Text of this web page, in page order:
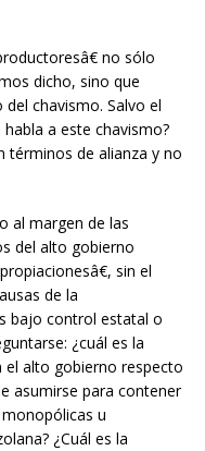
no sólo
dicho, sino que
chavismo. Salvo el
a este chavismo?
términos de alianza y no
al margen de las
del alto gobierno
sin el
de la
bajo control estatal o
¿cuál es la
el alto gobierno respecto
asumirse para contener
u
¿Cuál es la